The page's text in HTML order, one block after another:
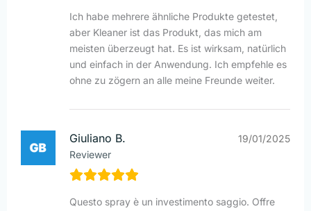
Ich habe mehrere ähnliche Produkte getestet,
aber Kleaner ist das Produkt, das mich am
meisten überzeugt hat. Es ist wirksam, natürlich
und einfach in der Anwendung. Ich empfehle es
ohne zu zögern an alle meine Freunde weiter.
Giuliano B.
Reviewer
19/01/2025
Questo spray è un investimento saggio. Offre